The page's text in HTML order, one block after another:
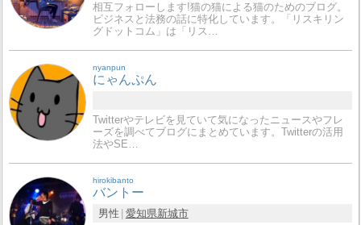
相互フォローします!猫の猫による猫のためのブログ。
ビジネスと法務の話に特化しています。「リスキリン
グドットコム」は「リス…
nyanpun
にゃんぷん
Twitterやテレビを見ていて気になったニュースやフレ
ーズを調べてブログにまとめています。Twitterの活用
法やSE…
hirokibanto
バントー
男性 愛知県新城市